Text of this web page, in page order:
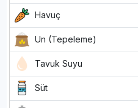
Havuç
Un (Tepeleme)
Tavuk Suyu
Süt